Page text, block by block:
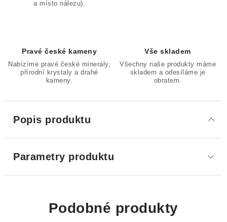
a místo nálezu).
Pravé české kameny
Nabízíme pravé české minerály,
přírodní krystaly a drahé
kameny.
Vše skladem
Všechny naše produkty máme
skladem a odesíláme je
obratem.
Popis produktu
Parametry produktu
Podobné produkty